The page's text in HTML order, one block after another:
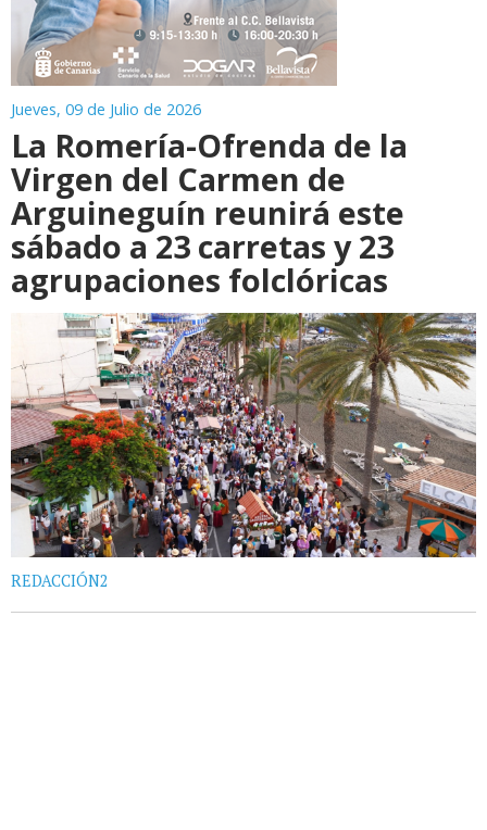
Jueves, 09 de Julio de 2026
La Romería-Ofrenda de la
Virgen del Carmen de
Arguineguín reunirá este
sábado a 23 carretas y 23
agrupaciones folclóricas
REDACCIÓN2